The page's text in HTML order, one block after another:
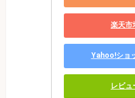
楽天市
Yahoo!ショ
レビュ